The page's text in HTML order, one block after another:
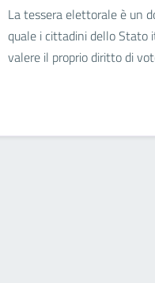
La tessera elettorale è un
quale i cittadini dello Stato
valere il proprio diritto di